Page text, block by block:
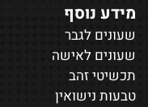
מידע נוסף
שעונים לגבר
שעונים לאישה
תכשיטי זהב
טבעות נישואין